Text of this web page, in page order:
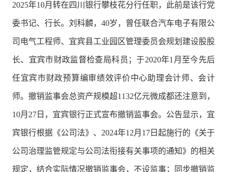
2025年10月转在四川银行攀枝花分行任职，此前是该行党
委书记、行长。刘科麟，40岁，曾任联合汽车电子有限公
司电气工程师、宜宾县工业园区管理委员会规划建设股股
长、宜宾市财政监督检查局科员；于2020年1月至今先后
任宜宾市财政预算编审绩效评价中心助理会计师、会计
师。撤销监事会总资产规模超1132亿元微成都还注意到，
10月27日，宜宾银行正式宣布撤销监事会。公告显示，宜
宾银行根据《公司法》、2024年12月17日起施行的《关于
公司治理监管规定与公司法衔接有关事项的通知》的相关
规定，结合实际情况撤销监事会，不设监事；同步撤销监